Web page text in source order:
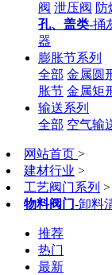
阀 泄压阀 防
孔、盖类-捅
器
膨胀节系列
全部 金属圆
胀节 金属矩
输送系列
全部 空气输
网站首页 >
建材行业 >
工艺阀门系列 >
物料阀门-卸料
推荐
热门
最新